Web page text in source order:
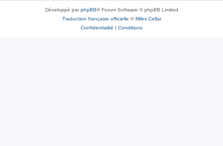
Développé parphpBB® Forum Software © phpBB Limited
Traduction française officielle ©Miles Cellar
Confidentialité | Conditions